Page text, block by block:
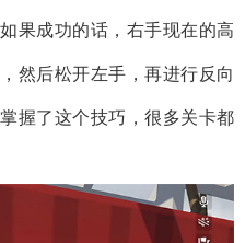
果成功的话，右手现在的高
然后松开左手，再进行反向
握了这个技巧，很多关卡都